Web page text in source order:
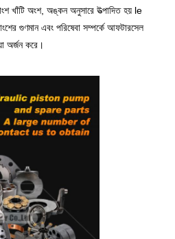
খাঁটি অংশ, অঙ্কন অনুসারে উত্পাদিত হয় le
গুণমান এবং পরিষেবা সম্পর্কে আফটারসেল
অর্জন করে।